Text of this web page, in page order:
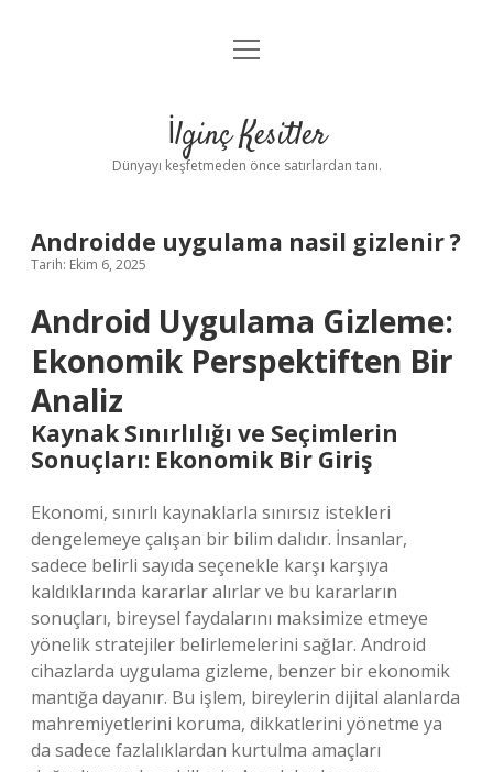
Anasayfa
Yasal Uyarı
menüyü
İlginç Kesitler
Dünyayı keşfetmeden önce satırlardan tanı.
Androidde uygulama nasil gizlenir ?
Tarih: Ekim 6, 2025
Android Uygulama Gizleme:
Ekonomik Perspektiften Bir
Analiz
Kaynak Sınırlılığı ve Seçimlerin
Sonuçları: Ekonomik Bir Giriş
Ekonomi, sınırlı kaynaklarla sınırsız istekleri
dengelemeye çalışan bir bilim dalıdır. İnsanlar,
sadece belirli sayıda seçenekle karşı karşıya
kaldıklarında kararlar alırlar ve bu kararların
sonuçları, bireysel faydalarını maksimize etmeye
yönelik stratejiler belirlemelerini sağlar. Android
cihazlarda uygulama gizleme, benzer bir ekonomik
mantığa dayanır. Bu işlem, bireylerin dijital alanlarda
mahremiyetlerini koruma, dikkatlerini yönetme ya
da sadece fazlalıklardan kurtulma amaçları